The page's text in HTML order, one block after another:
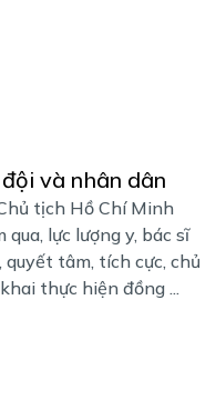
và nhân dân
tịch Hồ Chí Minh
qua, lực lượng y, bác sĩ
tâm, tích cực, chủ
thực hiện đồng ...